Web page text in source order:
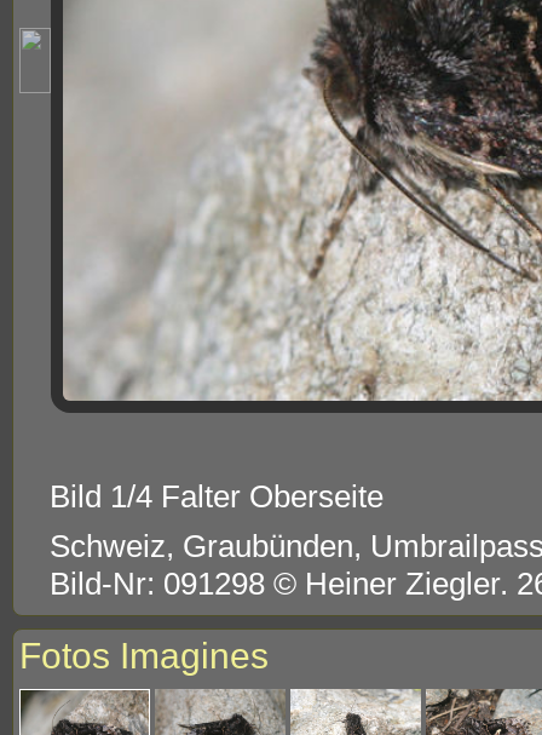
Bild 1/4 Falter Oberseite
Schweiz, Graubünden,
Bild-Nr: 091298 © Heiner Ziegler.
Fotos Imagines